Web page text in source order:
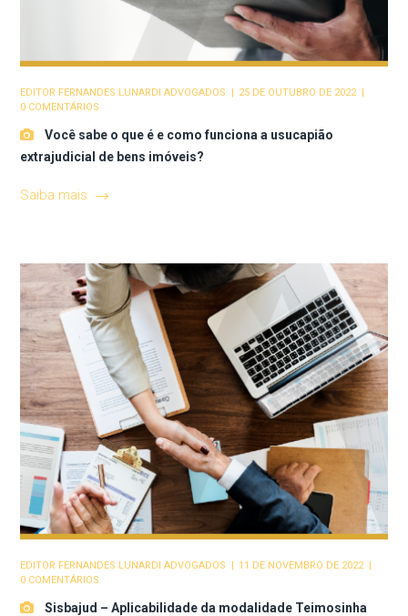
EDITOR FERNANDES LUNARDI ADVOGADOS
25 DE OUTUBRO DE 2022
0 COMENTÁRIOS
Você sabe o que é e como funciona a usucapião
extrajudicial de bens imóveis?
Saiba mais
EDITOR FERNANDES LUNARDI ADVOGADOS
11 DE NOVEMBRO DE 2022
0 COMENTÁRIOS
Sisbajud – Aplicabilidade da modalidade Teimosinha